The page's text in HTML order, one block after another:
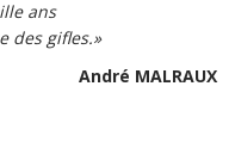
ans
des gifles.»
André MALRAUX